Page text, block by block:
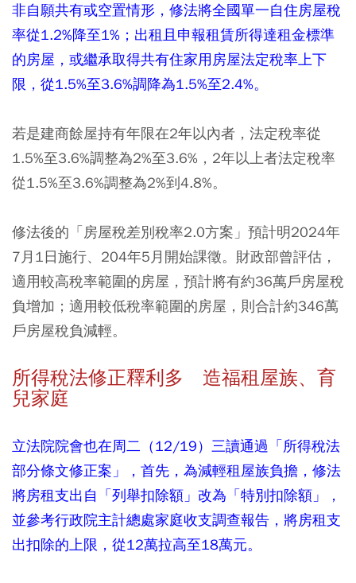
非自願共有或空置情形，修法將全國單一自住房屋稅
率從1.2%降至1%；出租且申報租賃所得達租金標準
的房屋，或繼承取得共有住家用房屋法定稅率上下
限，從1.5%至3.6%調降為1.5%至2.4%。
若是建商餘屋持有年限在2年以內者，法定稅率從
1.5%至3.6%調整為2%至3.6%，2年以上者法定稅率
從1.5%至3.6%調整為2%到4.8%。
修法後的「房屋稅差別稅率2.0方案」預計明2024年
7月1日施行、204年5月開始課徵。財政部曾評估，
適用較高稅率範圍的房屋，預計將有約36萬戶房屋稅
負增加；適用較低稅率範圍的房屋，則合計約346萬
戶房屋稅負減輕。
所得稅法修正釋利多 造福租屋族、育
兒家庭
立法院院會也在周二（12/19）三讀通過「所得稅法
部分條文修正案」，首先，為減輕租屋族負擔，修法
將房租支出自「列舉扣除額」改為「特別扣除額」，
並參考行政院主計總處家庭收支調查報告，將房租支
出扣除的上限，從12萬拉高至18萬元。